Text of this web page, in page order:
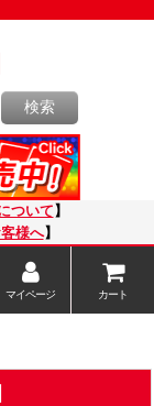
検索
ついて】
様へ】
マイページ カート